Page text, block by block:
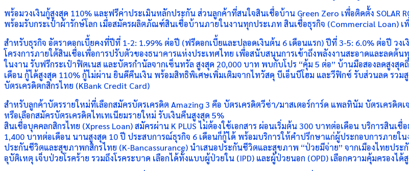
พร้อมวงเงินกู้สูงสุด 110% และฟรีค่าประเมินหลักประกัน ส่วนลูกค้าที่สนใจสินเชื่อบ้าน Green Zero เพื่อติดตั้ง SOLAR
พร้อมรับกระเป๋าผ้ารักษ์โลก เมื่อสมัครผลิตภัณฑ์สินเชื่อบ้านภายในงานทุกประเภท สินเชื่อธุรกิจ (Commercial Loan)
สำหรับธุรกิจ อัตราดอกเบี้ยคงที่ปีที่ 1-2: 1.99% ต่อปี (ฟรีดอกเบี้ยและปลอดเงินต้น 6 เดือนแรก) ปีที่ 3-5: 6.0% ต่อปี วง
โครงการภายใต้สินเชื่อเพื่อการปรับตัวของธนาคารแห่งประเทศไทย เพื่อสนับสนุนการเข้าถึงพลังงานสะอาดและลด
ในงาน รับฟรีกระเป๋าฟิตเนส และบัตรกำนัลจากเซ็นทรัล สูงสุด 20,000 บาท พบกับโปร “คุ้ม 5 ต่อ” บ้านมือสองลดสูงสุ
เดือน กู้ได้สูงสุด 110% กู้ไม่ผ่าน ยินดีคืนเงิน พร้อมสิทธิพิเศษเพิ่มเติมจากไทวัสดุ บีเอ็นบีโฮม และวีฟิกซ์ รับส่วนลด รวม
บัตรเครดิตกสิกรไทย (KBank Credit Card)
สำหรับลูกค้าบัตรรายใหม่ที่เลือกสมัครบัตรเครดิต Amazing 3 คือ บัตรเครดิตวีซ่า/มาสเตอร์การ์ด แพลทินัม บัตรเครดิ
หรือเลือกสมัครบัตรเครดิตไทเทเนียมรายใหม่ รับเงินคืนสูงสุด 5%
สินเชื่อบุคคลกสิกรไทย (Xpress Loan) สมัครผ่าน K PLUS ไม่ต้องใช้เอกสาร ผ่อนเริ่มต้น 300 บาทต่อเดือน บริการสินเ
1,400 บาทต่อเดือน นานสูงสุด 10 ปี ประสบการณ์ธุรกิจ 6 เดือนก็กู้ได้ พร้อมบริการให้คำปรึกษาแก่ผู้ประกอบการภายใน
ประกันชีวิตและสุขภาพกสิกรไทย (K-Bancassurance) นำเสนอประกันชีวิตและสุขภาพ “ป่วยมีจ่าย” จากเมืองไทยปร
อุบัติเหตุ เจ็บป่วยโรคร้าย รวมถึงโรคระบาด เลือกได้ทั้งแบบผู้ป่วยใน (IPD) และผู้ป่วยนอก (OPD) เลือกความคุ้มครองไ